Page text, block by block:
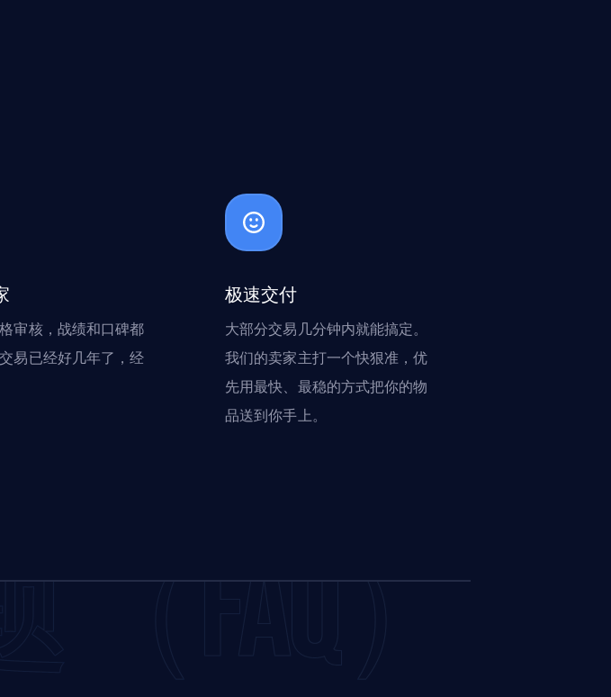
审核，战绩和口碑都
易已经好几年了，经
极速交付
大部分交易几分钟内就能搞定。
我们的卖家主打一个快狠准，优
先用最快、最稳的方式把你的物
品送到你手上。
FAQ）